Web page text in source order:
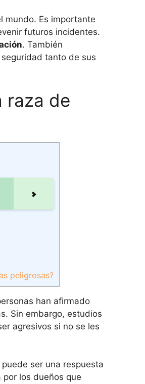
mundo. Es importante
futuros incidentes.
. También
tanto de sus
raza de
peligrosas?
han afirmado
Sin embargo, estudios
agresivos si no se les
ser una respuesta
los dueños que